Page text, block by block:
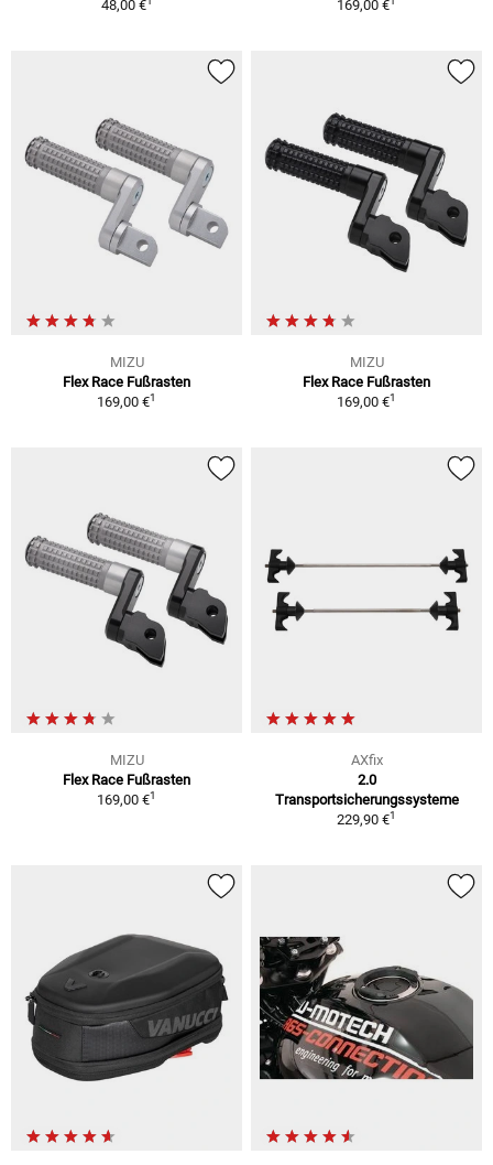
48,00 € 169,00 €
MIZU
Flex Race Fußrasten
169,00 €1
MIZU
Flex Race Fußrasten
169,00 €1
MIZU
Flex Race Fußrasten
169,00 €1
AXfix
2.0
Transportsicherungssysteme
229,90 €1